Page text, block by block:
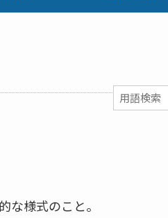
な様式のこと。